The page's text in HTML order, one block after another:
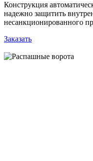
Конструкция
надежно защитить
несанкционированного
Заказать